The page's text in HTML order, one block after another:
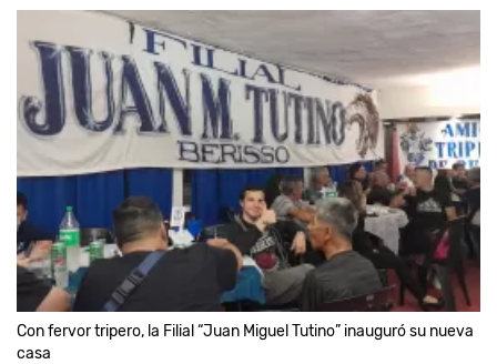
Con fervor tripero, la Filial “Juan Miguel Tutino” inauguró su nueva
casa